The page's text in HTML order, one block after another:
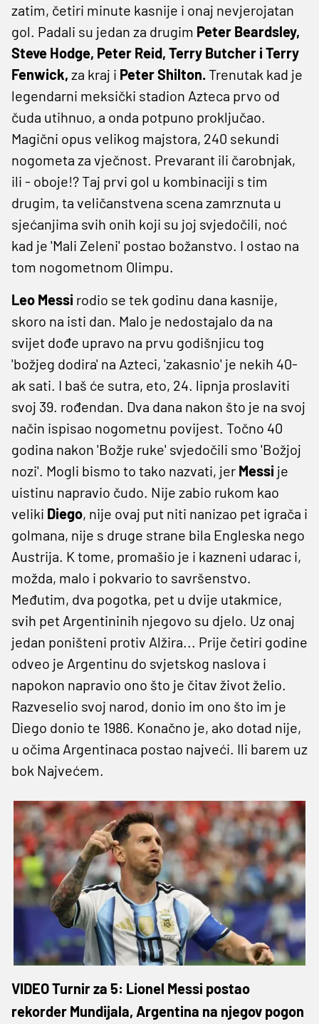
zatim, četiri minute kasnije i onaj nevjerojatan
gol. Padali su jedan za drugim Peter Beardsley,
Steve Hodge, Peter Reid, Terry Butcher i Terry
Fenwick, za kraj i Peter Shilton.Trenutak kad je
legendarni meksički stadion Azteca prvo od
čuda utihnuo, a onda potpuno proključao.
Magični opus velikog majstora, 240 sekundi
nogometa za vječnost. Prevarant ili čarobnjak,
ili - oboje!? Taj prvi gol u kombinaciji s tim
drugim, ta veličanstvena scena zamrznuta u
sjećanjima svih onih koji su joj svjedočili, noć
kad je 'Mali Zeleni' postao božanstvo. I ostao na
tom nogometnom Olimpu.
Leo Messi rodio se tek godinu dana kasnije,
skoro na isti dan. Malo je nedostajalo da na
svijet dođe upravo na prvu godišnjicu tog
'božjeg dodira' na Azteci, 'zakasnio' je nekih 40-
ak sati. I baš će sutra, eto, 24. lipnja proslaviti
svoj 39. rođendan. Dva dana nakon što je na svoj
način ispisao nogometnu povijest. Točno 40
godina nakon 'Božje ruke' svjedočili smo 'Božjoj
nozi'. Mogli bismo to tako nazvati, jer Messi je
uistinu napravio čudo. Nije zabio rukom kao
veliki Diego, nije ovaj put niti nanizao pet igrača i
golmana, nije s druge strane bila Engleska nego
Austrija. K tome, promašio je i kazneni udarac i,
možda, malo i pokvario to savršenstvo.
Međutim, dva pogotka, pet u dvije utakmice,
svih pet Argentininih njegovo su djelo. Uz onaj
jedan poništeni protiv Alžira... Prije četiri godine
odveo je Argentinu do svjetskog naslova i
napokon napravio ono što je čitav život želio.
Razveselio svoj narod, donio im ono što im je
Diego donio te 1986. Konačno je, ako dotad nije,
u očima Argentinaca postao najveći. Ili barem uz
bok Najvećem.
VIDEO Turnir za 5: Lionel Messi postao
rekorder Mundijala, Argentina na njegov pogon